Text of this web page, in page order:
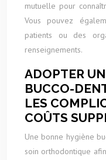
mutuelle pour
Vous pouvez
patients ou des
renseignements.
ADOPTER
BUCCO-
LES
COÛTS
Une bonne hygiène
soin orthodontique